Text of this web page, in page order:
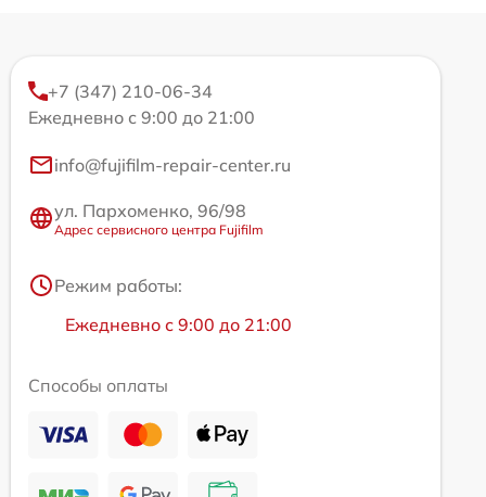
+7 (347) 210-06-34
Ежедневно с 9:00 до 21:00
info@fujifilm-repair-center.ru
ул. Пархоменко, 96/98
Адрес сервисного центра Fujifilm
Режим работы:
Ежедневно с 9:00 до 21:00
Способы оплаты